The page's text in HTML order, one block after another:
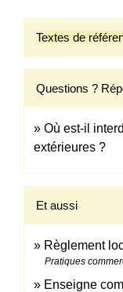
Textes de
Questions ?
Où est-il
extérieures ?
Et aussi
Règlement
Pratiques
Enseigne